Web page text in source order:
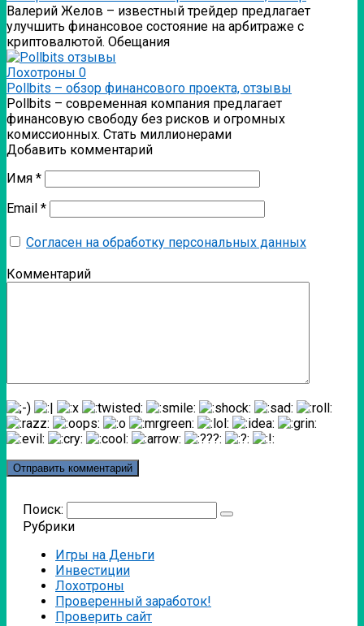
Валерий Желов – известный трейдер предлагает
улучшить финансовое состояние на арбитраже с
криптовалютой. Обещания
Лохотроны 0
Pollbits – обзор финансового проекта, отзывы
Pollbits – современная компания предлагает
финансовую свободу без рисков и огромных
комиссионных. Стать миллионерами
Добавить комментарий
Имя *
Email *
Согласен на обработку персональных данных
Комментарий
Поиск:
Рубрики
Игры на Деньги
Инвестиции
Лохотроны
Проверенный заработок!
Проверить сайт